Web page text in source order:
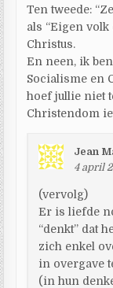
Ten tweede:
als “Eigen volk
Christus.
En neen, ik
Socialisme en
hoef jullie niet
Christendom
Jean
4 april
(vervolg)
Er is liefde
“denkt” dat
zich enkel
in overgave
(in hun